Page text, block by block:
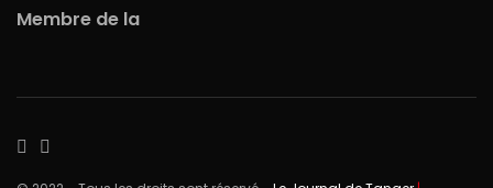
Membre de la